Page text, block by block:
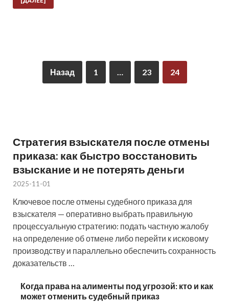
Назад 1 … 23 24
Стратегия взыскателя после отмены
приказа: как быстро восстановить
взыскание и не потерять деньги
2025-11-01
Ключевое после отмены судебного приказа для
взыскателя — оперативно выбрать правильную
процессуальную стратегию: подать частную жалобу
на определение об отмене либо перейти к исковому
производству и параллельно обеспечить сохранность
доказательств …
Когда права на алименты под угрозой: кто и как
может отменить судебный приказ